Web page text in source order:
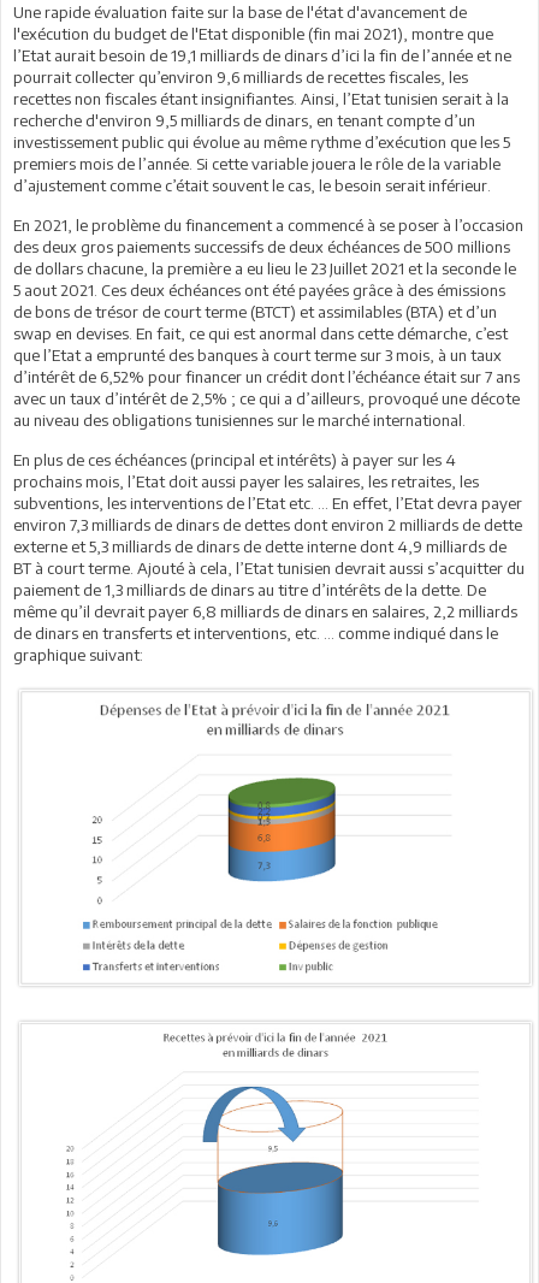
Une rapide évaluation faite sur la base de l'état d'avancement de
l'exécution du budget de l'Etat disponible (fin mai 2021), montre que
l’Etat aurait besoin de 19,1 milliards de dinars d’ici la fin de l’année et ne
pourrait collecter qu’environ 9,6 milliards de recettes fiscales, les
recettes non fiscales étant insignifiantes. Ainsi, l’Etat tunisien serait à la
recherche d'environ 9,5 milliards de dinars, en tenant compte d’un
investissement public qui évolue au même rythme d’exécution que les 5
premiers mois de l’année. Si cette variable jouera le rôle de la variable
d’ajustement comme c’était souvent le cas, le besoin serait inférieur.
En 2021, le problème du financement a commencé à se poser à l’occasion
des deux gros paiements successifs de deux échéances de 500 millions
de dollars chacune, la première a eu lieu le 23 Juillet 2021 et la seconde le
5 aout 2021. Ces deux échéances ont été payées grâce à des émissions
de bons de trésor de court terme (BTCT) et assimilables (BTA) et d’un
swap en devises. En fait, ce qui est anormal dans cette démarche, c’est
que l’Etat a emprunté des banques à court terme sur 3 mois, à un taux
d’intérêt de 6,52% pour financer un crédit dont l’échéance était sur 7 ans
avec un taux d’intérêt de 2,5% ; ce qui a d’ailleurs, provoqué une décote
au niveau des obligations tunisiennes sur le marché international.
En plus de ces échéances (principal et intérêts) à payer sur les 4
prochains mois, l’Etat doit aussi payer les salaires, les retraites, les
subventions, les interventions de l’Etat etc. … En effet, l’Etat devra payer
environ 7,3 milliards de dinars de dettes dont environ 2 milliards de dette
externe et 5,3 milliards de dinars de dette interne dont 4,9 milliards de
BT à court terme. Ajouté à cela, l’Etat tunisien devrait aussi s’acquitter du
paiement de 1,3 milliards de dinars au titre d’intérêts de la dette. De
même qu’il devrait payer 6,8 milliards de dinars en salaires, 2,2 milliards
de dinars en transferts et interventions, etc. … comme indiqué dans le
graphique suivant: